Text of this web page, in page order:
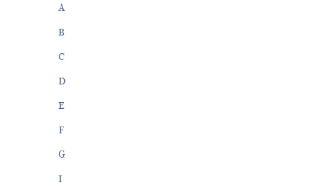
A
B
C
D
E
F
G
I